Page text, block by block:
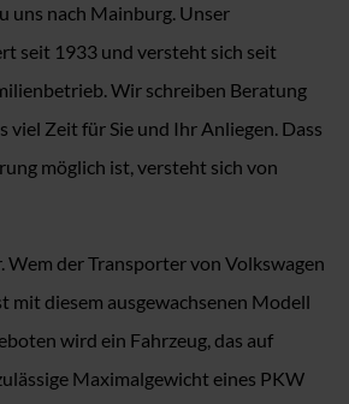
uns nach Mainburg. Unser
seit 1933 und versteht sich seit
Wir schreiben Beratung
viel Zeit für Sie und Ihr Anliegen. Dass
möglich ist, versteht sich von
Wem der Transporter von Volkswagen
mit diesem ausgewachsenen Modell
wird ein Fahrzeug, das auf
Maximalgewicht eines PKW